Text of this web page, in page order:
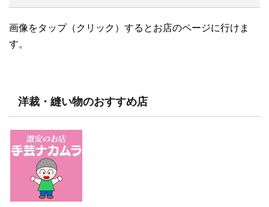
画像をタップ（クリック）するとお店のページに行けま
す。
洋裁・縫い物のおすすめ店